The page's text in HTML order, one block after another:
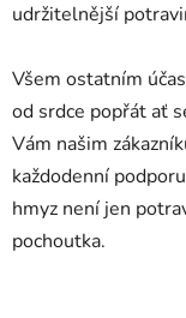
udržitelnější
Všem ostatním
od srdce popřát ať
Vám našim
každodenní
hmyz není jen
pochoutka.